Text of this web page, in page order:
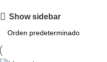
Show sidebar